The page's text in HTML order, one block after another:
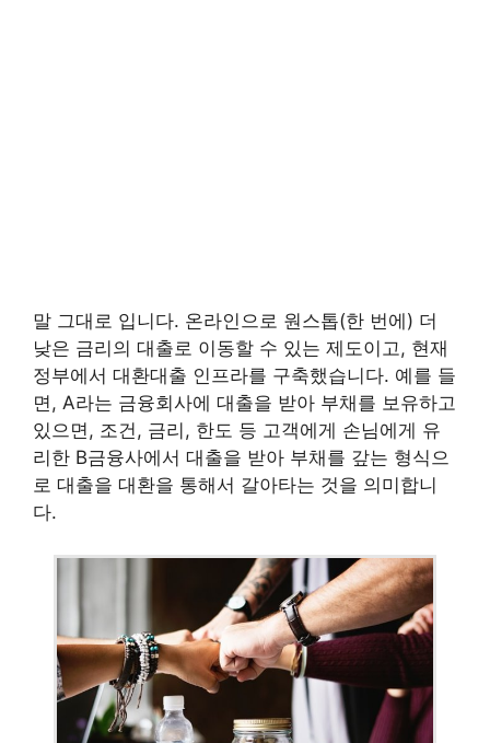
말 그대로 입니다. 온라인으로 원스톱(한 번에) 더
낮은 금리의 대출로 이동할 수 있는 제도이고, 현재
정부에서 대환대출 인프라를 구축했습니다. 예를 들
면, A라는 금융회사에 대출을 받아 부채를 보유하고
있으면, 조건, 금리, 한도 등 고객에게 손님에게 유
리한 B금융사에서 대출을 받아 부채를 갚는 형식으
로 대출을 대환을 통해서 갈아타는 것을 의미합니
다.